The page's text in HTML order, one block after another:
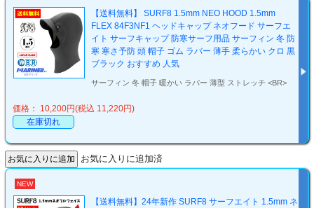
【送料無料】 SURF8 1.5mm NEO HOOD 1.5mm
FLEX 84F3NF1 ヘッドキャップ ネオフード サーフエ
イト サーフキャップ 防寒サーフ用品 サーフィン 冬 防
寒 寒さ予防 頭 帽子 ゴム ラバー 薄手 柔らかい クロ 黒
ブラック おすすめ 人気
サーフィン 冬 帽子 暖かい ラバー 薄型 ストレッチ <BR>
価格： 10,200円(税込 11,220円)
在庫切れ
お気に入りに追加済
NEW
【送料無料】24年新作 SURF8 サーフエイト 1.5mm ネ